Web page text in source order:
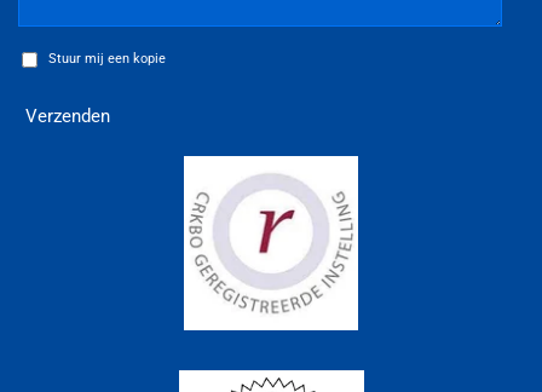
Stuur mij een kopie
Verzenden